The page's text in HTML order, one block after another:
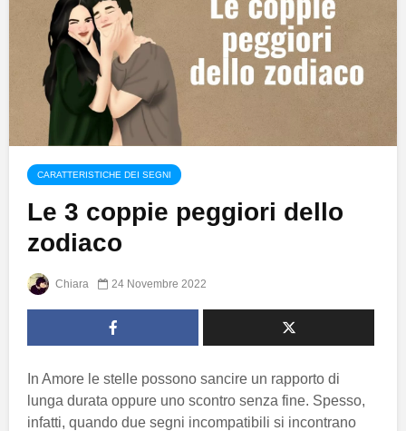
CARATTERISTICHE DEI SEGNI
Le 3 coppie peggiori dello
zodiaco
Chiara 24 Novembre 2022
In Amore le stelle possono sancire un rapporto di
lunga durata oppure uno scontro senza fine. Spesso,
infatti, quando due segni incompatibili si incontrano